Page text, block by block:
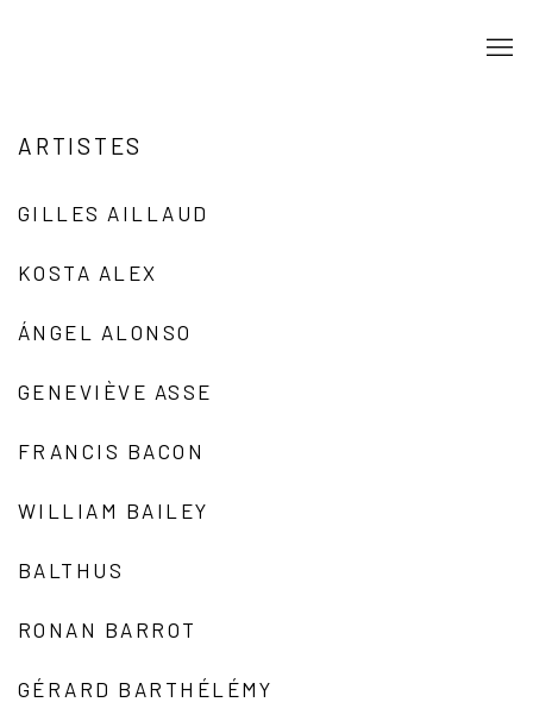
ARTISTES
GILLES AILLAUD
KOSTA ALEX
ÁNGEL ALONSO
GENEVIÈVE ASSE
FRANCIS BACON
WILLIAM BAILEY
BALTHUS
RONAN BARROT
GÉRARD BARTHÉLÉMY